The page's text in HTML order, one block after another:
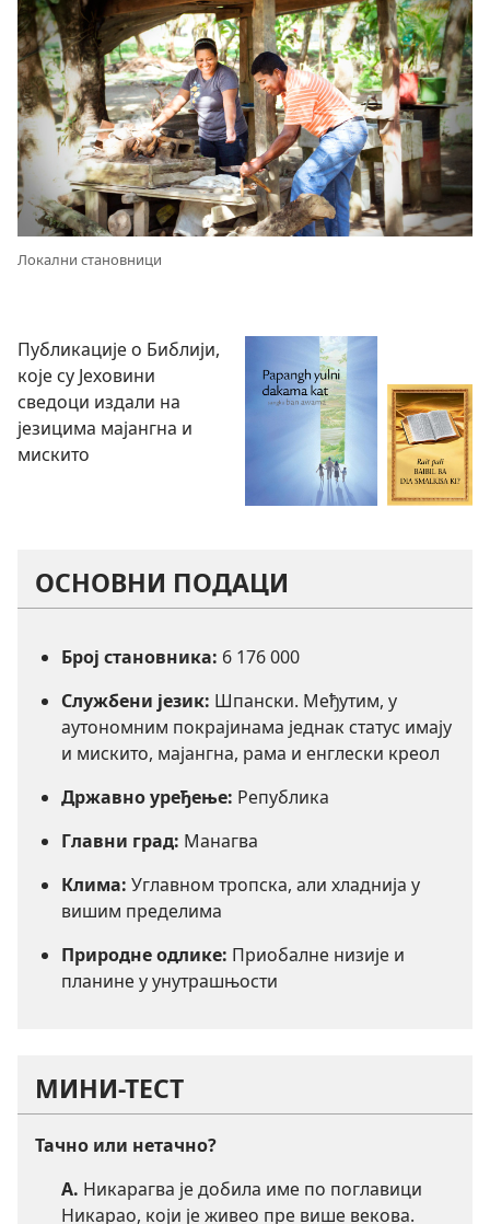
Локални становници
Публикације о Библији,
које су Јеховини
сведоци издали на
језицима мајангна и
мискито
ОСНОВНИ ПОДАЦИ
Број становника: 6 176 000
Службени језик: Шпански. Међутим, у
аутономним покрајинама једнак статус имају
и мискито, мајангна, рама и енглески креол
Државно уређење: Република
Главни град: Манагва
Клима: Углавном тропска, али хладнија у
вишим пределима
Природне одлике: Приобалне низије и
планине у унутрашњости
МИНИ-ТЕСТ
Тачно или нетачно?
А. Никарагва је добила име по поглавици
Никарао, који је живео пре више векова.